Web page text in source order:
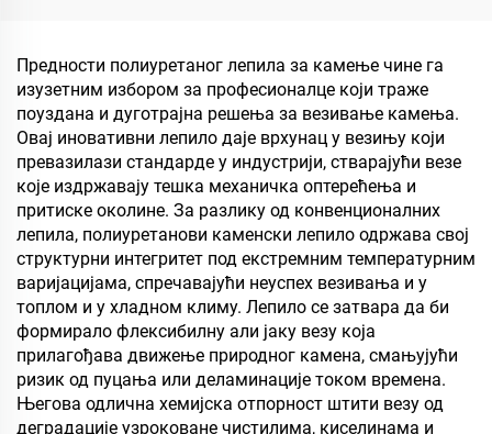
солар, спољни зид,
унутрашњи зид,
преградну зид, спаваћу
собу, састанак и
учионицу, КТВ, по
Предности полиуретаног лепила за камење чине га
изузетним избором за професионалце који траже
поуздана и дуготрајна решења за везивање камења.
Овај иновативни лепило даје врхунац у везињу који
превазилази стандарде у индустрији, стварајући везе
које издржавају тешка механичка оптерећења и
притиске околине. За разлику од конвенционалних
лепила, полиуретанови каменски лепило одржава свој
структурни интегритет под екстремним температурним
варијацијама, спречавајући неуспех везивања и у
топлом и у хладном климу. Лепило се затвара да би
формирало флексибилну али јаку везу која
прилагођава движење природног камена, смањујући
ризик од пуцања или деламинације током времена.
Његова одлична хемијска отпорност штити везу од
деградације узроковане чистилима, киселинама и